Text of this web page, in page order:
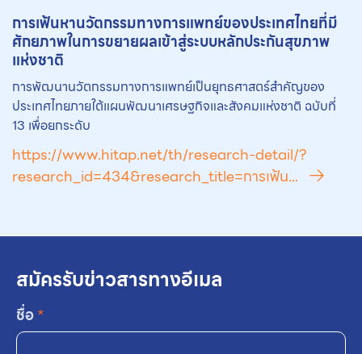
การเฟ้นหานวัตกรรมทางการแพทย์ของประเทศไทยที่มี
ศักยภาพในการขยายผลเข้าสู่ระบบหลักประกันสุขภาพ
แห่งชาติ
การพัฒนานวัตกรรมทางการแพทย์เป็นยุทธศาสตร์สำคัญของ
ประเทศไทยภายใต้แผนพัฒนาเศรษฐกิจและสังคมแห่งชาติ ฉบับที่
13 เพื่อยกระดับ
https://www.hitap.net/th/research-detail/?
research_id=434&research_title=การเฟ้น...
สมัครรับข่าวสารทางอีเมล
ชื่อ*